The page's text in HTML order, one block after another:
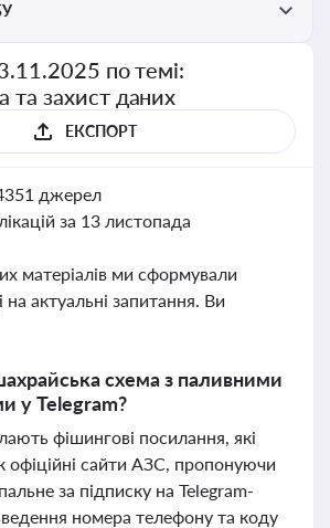
по темі:
та захист даних
ЕКСПОРТ
джерел
за 13 листопада
матеріалів ми сформували
на актуальні запитання. Ви
схема з паливними
у Telegram?
фішингові посилання, які
офіційні сайти АЗС, пропонуючи
за підписку на Telegram-
номера телефону та коду